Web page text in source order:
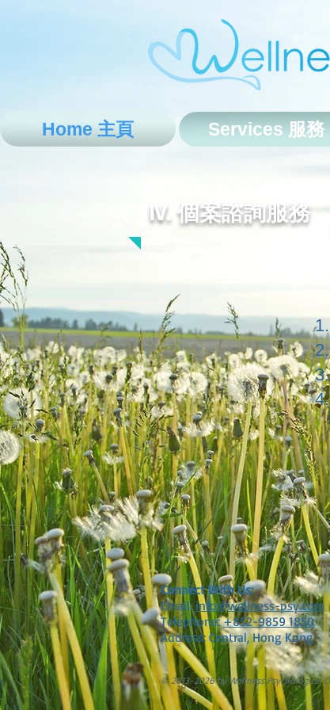
Home 主頁 Services 服務
IV. 個案諮詢服務
© 2013-2026 by Wellness Psychological
Connect With Us:
Email: info@wellness-psy.com
Telephone:+852-9859 1850
Address: Central, Hong Kong